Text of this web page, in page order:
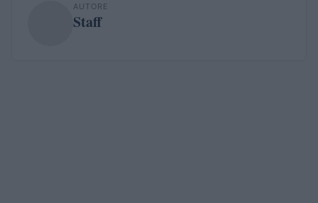
AUTORE
Staff